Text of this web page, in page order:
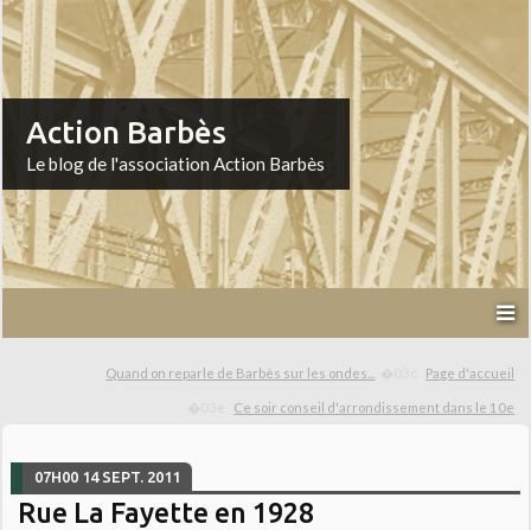
Action Barbès
Le blog de l'association Action Barbès
Quand on reparle de Barbès sur les ondes... Page d'accueil
Ce soir conseil d'arrondissement dans le 10e
07H00 14 SEPT. 2011
Rue La Fayette en 1928